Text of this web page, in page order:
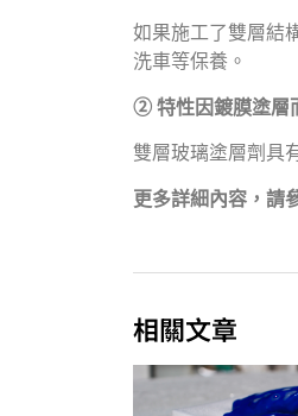
如果施工了雙層結
洗車等保養。
② 特性因鍍膜塗層
雙層玻璃塗層劑具
更多詳細內容，請
相關文章